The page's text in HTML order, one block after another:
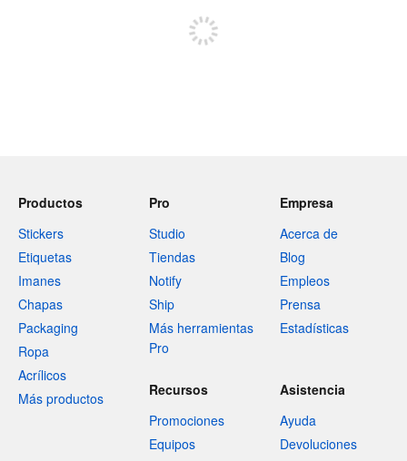
Productos
Stickers
Etiquetas
Imanes
Chapas
Packaging
Ropa
Acrílicos
Más productos
Pro
Studio
Tiendas
Notify
Ship
Más herramientas
Pro
Empresa
Acerca de
Blog
Empleos
Prensa
Estadísticas
Recursos
Promociones
Equipos
Asistencia
Ayuda
Devoluciones